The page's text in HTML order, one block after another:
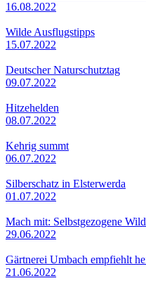
16.08.2022
Wilde Ausflugstipps
15.07.2022
Deutscher Naturschutztag
09.07.2022
Hitzehelden
08.07.2022
Kehrig summt
06.07.2022
Silberschatz in Elsterwerda
01.07.2022
Mach mit: Selbstgezogene
29.06.2022
Gärtnerei Umbach empfiehlt
21.06.2022